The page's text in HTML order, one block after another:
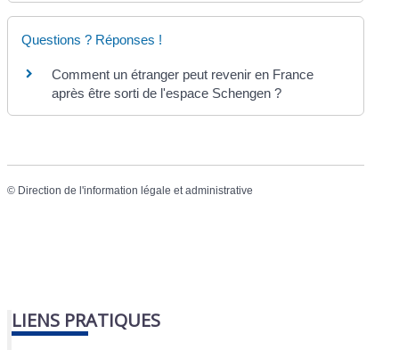
Questions ? Réponses !
Comment un étranger peut revenir en France
après être sorti de l'espace Schengen ?
© Direction de l'information légale et administrative
LIENS PRATIQUES